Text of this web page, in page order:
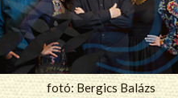
fotó: Bergics Balázs